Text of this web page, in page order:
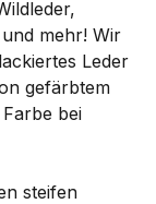
mehr! Wir
Leder
gefärbtem
bei
steifen